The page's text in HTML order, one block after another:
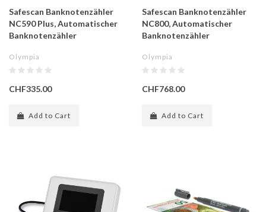
Safescan Banknotenzähler
NC590 Plus, Automatischer
Banknotenzähler
Olympia
CHF335.00
Add to Cart
Safescan Banknotenzähler
NC800, Automatischer
Banknotenzähler
Olympia
CHF768.00
Add to Cart